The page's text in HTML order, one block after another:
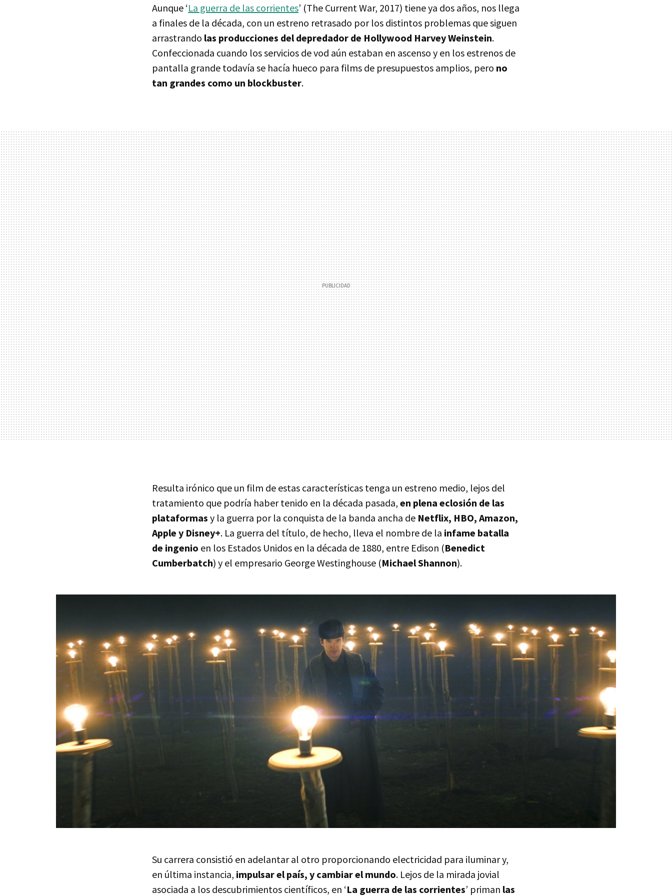
Aunque ‘La guerra de las corrientes’ (The Current War, 2017) tiene ya dos años, nos llega
a finales de la década, con un estreno retrasado por los distintos problemas que siguen
arrastrando las producciones del depredador de Hollywood Harvey Weinstein.
Confeccionada cuando los servicios de vod aún estaban en ascenso y en los estrenos de
pantalla grande todavía se hacía hueco para films de presupuestos amplios, pero no
tan grandes como un blockbuster.
Resulta irónico que un film de estas características tenga un estreno medio, lejos del
tratamiento que podría haber tenido en la década pasada, en plena eclosión de las
plataformas y la guerra por la conquista de la banda ancha de Netflix, HBO, Amazon,
Apple y Disney+. La guerra del título, de hecho, lleva el nombre de la infame batalla
de ingenio en los Estados Unidos en la década de 1880, entre Edison (Benedict
Cumberbatch) y el empresario George Westinghouse (Michael Shannon).
Su carrera consistió en adelantar al otro proporcionando electricidad para iluminar y,
en última instancia, impulsar el país, y cambiar el mundo. Lejos de la mirada jovial
asociada a los descubrimientos científicos, en ‘La guerra de las corrientes’ priman las